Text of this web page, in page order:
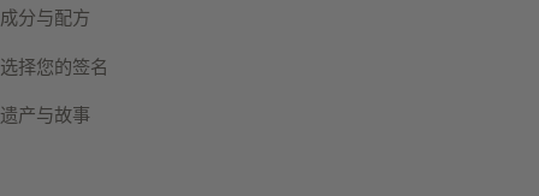
成分与配方
选择您的签名
遗产与故事